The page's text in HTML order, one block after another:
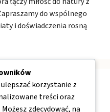
do wspólnego
i doświadczenia rosną
korzystanie z
treści oraz
zdecydować, na